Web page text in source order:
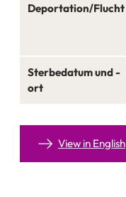
Deportation/Flucht
Sterbedatum und -
ort
View in English